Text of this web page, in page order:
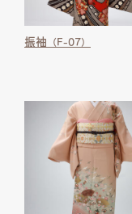
振袖 （F-07）